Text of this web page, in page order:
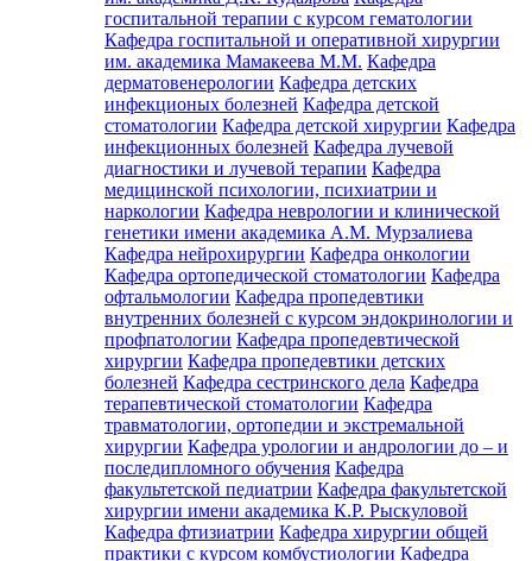
госпитальной терапии с курсом гематологии
Кафедра госпитальной и оперативной хирургии
им. академика Мамакеева М.М. Кафедра
дерматовенерологии Кафедра детских
инфекционых болезней Кафедра детской
стоматологии Кафедра детской хирургии Кафедра
инфекционных болезней Кафедра лучевой
диагностики и лучевой терапии Кафедра
медицинской психологии, психиатрии и
наркологии Кафедра неврологии и клинической
генетики имени академика А.М. Мурзалиева
Кафедра нейрохирургии Кафедра онкологии
Кафедра ортопедической стоматологии Кафедра
офтальмологии Кафедра пропедевтики
внутренних болезней с курсом эндокринологии и
профпатологии Кафедра пропедевтической
хирургии Кафедра пропедевтики детских
болезней Кафедра сестринского дела Кафедра
терапевтической стоматологии Кафедра
травматологии, ортопедии и экстремальной
хирургии Кафедра урологии и андрологии до – и
последипломного обучения Кафедра
факультетской педиатрии Кафедра факультетской
хирургии имени академика К.Р. Рыскуловой
Кафедра фтизиатрии Кафедра хирургии общей
практики с курсом комбустиологии Кафедра